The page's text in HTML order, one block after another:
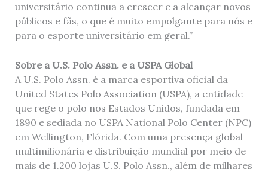
universitário continua a crescer e a alcançar novos
públicos e fãs, o que é muito empolgante para nós e
para o esporte universitário em geral.”
Sobre a U.S. Polo Assn. e a USPA Global
A U.S. Polo Assn. é a marca esportiva oficial da
United States Polo Association (USPA), a entidade
que rege o polo nos Estados Unidos, fundada em
1890 e sediada no USPA National Polo Center (NPC)
em Wellington, Flórida. Com uma presença global
multimilionária e distribuição mundial por meio de
mais de 1.200 lojas U.S. Polo Assn., além de milhares